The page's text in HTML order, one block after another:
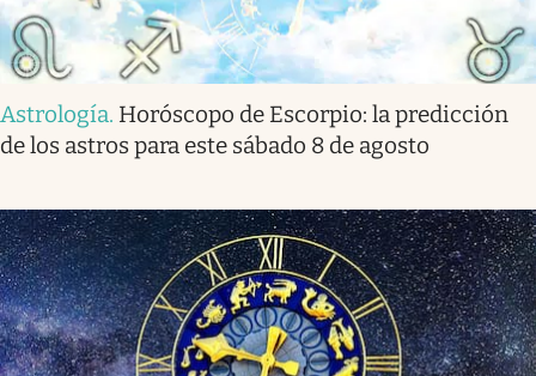
Astrología. Horóscopo de Escorpio: la predicción
de los astros para este sábado 8 de agosto